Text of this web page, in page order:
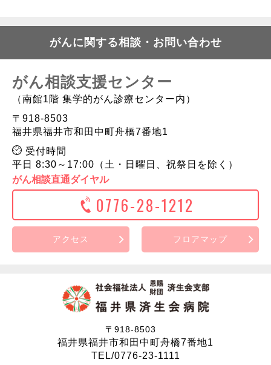
がんに関する相談・お問い合わせ
がん相談支援センター
（南館1階 集学的がん診療センター内）
〒918-8503
福井県福井市和田中町舟橋7番地1
受付時間
平日 8:30～17:00（土・日曜日、祝祭日を除く）
がん相談直通ダイヤル
0776-28-1212
アクセス フロアマップ
〒918-8503
福井県福井市和田中町舟橋7番地1
TEL/0776-23-1111